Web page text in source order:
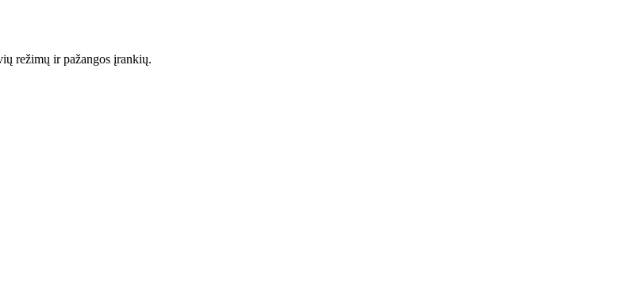
režimų ir pažangos įrankių.